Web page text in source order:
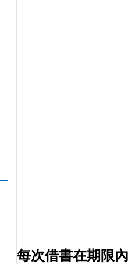
每次借書在期限